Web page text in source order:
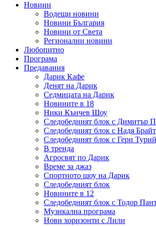
Новини
Водещи новини
Новини България
Новини от Света
Регионални новини
Любопитно
Програма
Предавания
Дарик Кафе
Денят на Дарик
Седмицата на Дарик
Новините в 18
Ники Кънчев Шоу
Следобедният блок с Димитър
Следобедният блок с Надя Брайт
Следобедният блок с Гери
В тренда
Агросвят по Дарик
Време за джаз
Спортното шоу на Дарик
Следобедният блок
Новините в 12
Следобедният блок с Тодор
Музикална програма
Нови хоризонти с Лили